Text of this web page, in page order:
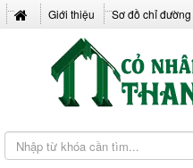
Giới thiệu Sơ đồ chỉ đường